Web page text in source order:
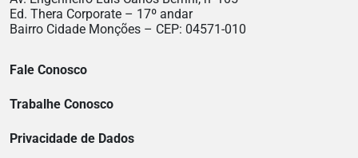
Ed. Thera Corporate – 17º andar
Bairro Cidade Monções – CEP: 04571-010
Fale Conosco
Trabalhe Conosco
Privacidade de Dados